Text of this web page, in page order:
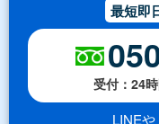
最短即
受付：24
LINE